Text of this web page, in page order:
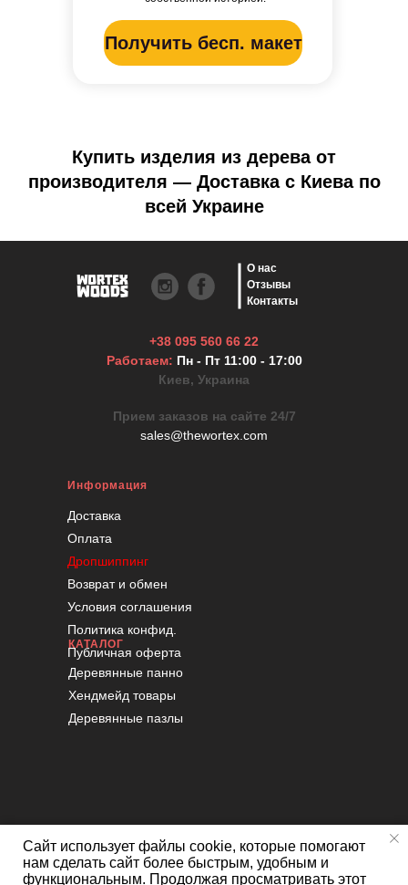
Получить бесп. макет
Купить изделия из дерева от
производителя — Доставка с Киева по
всей Украине
Информация
Доставка
Оплата
Дропшиппинг
Возврат и обмен
Условия соглашения
Политика конфид.
Публичная оферта
КАТАЛОГ
Деревянные панно
Хендмейд товары
Деревянные пазлы
+38 095 560 66 22
Работаем: Пн - Пт 11:00 - 17:00
Киев, Украина
Прием заказов на сайте 24/7
sales@thewortex.com
О нас
Отзывы
Контакты
Сайт использует файлы cookie, которые помогают
нам сделать сайт более быстрым, удобным и
функциональным. Продолжая просматривать этот